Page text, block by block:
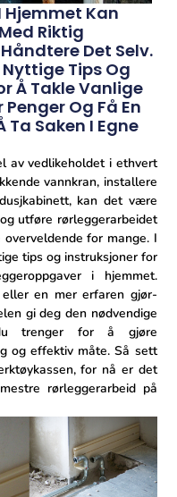
Hjemmet Kan
Riktig
Det Selv.
Tips Og
Å Takle Vanlige
Og Få En
Ta Saken I Egne
av vedlikeholdet i ethvert
vannkran,​ installere
kan det være‍
utføre ⁣rørleggerarbeidet
for mange. I
tips‌ og instruksjoner for
i hjemmet.
en mer erfaren gjør-
gi deg den nødvendige
trenger for å gjøre
⁢og effektiv måte. Så sett
for nå er det
rørleggerarbeid på